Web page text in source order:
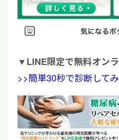
▼LINE限定で無料オン
>>簡単30秒で診断して